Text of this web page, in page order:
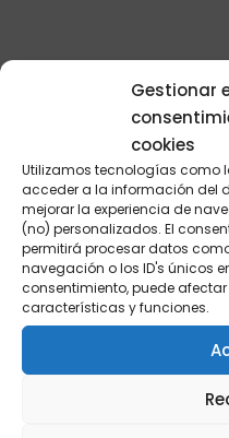
Gestionar
cookies
Utilizamos tecnologías como
acceder a la información del
mejorar la experiencia de
(no) personalizados. El
permitirá procesar datos
navegación o los ID's únicos
consentimiento, puede
características y funciones.
Agencia SEO/SEM
digital basado en datos, no